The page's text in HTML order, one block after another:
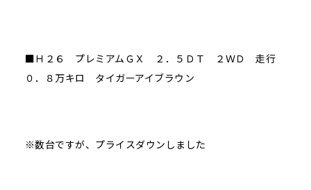
■Ｈ２６ プレミアムＧＸ ２．５ＤＴ ２ＷＤ 走行
０．８万キロ タイガーアイブラウン
※数台ですが、プライスダウンしました